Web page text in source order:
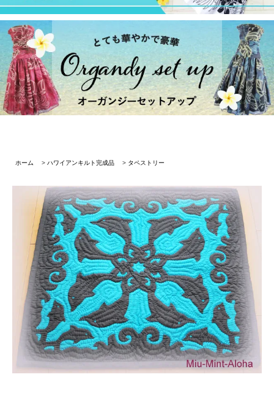
ホーム > ハワイアンキルト完成品 > タペストリー